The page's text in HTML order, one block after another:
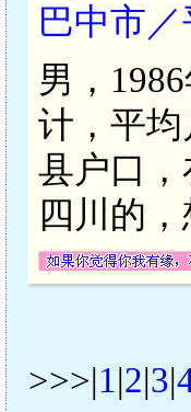
巴中市
男，
计，平均
县户口
四川的
>>>|1|2|3|